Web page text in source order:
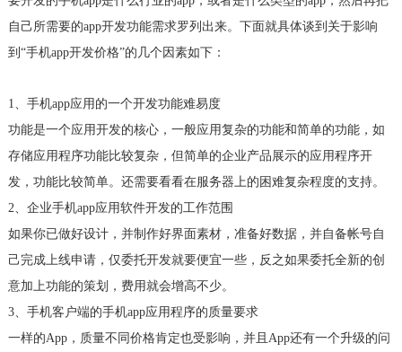
自己所需要的app开发功能需求罗列出来。下面就具体谈到关于影响
到“手机app开发价格”的几个因素如下：
1、手机app应用的一个开发功能难易度
功能是一个应用开发的核心，一般应用复杂的功能和简单的功能，如
存储应用程序功能比较复杂，但简单的企业产品展示的应用程序开
发，功能比较简单。还需要看看在服务器上的困难复杂程度的支持。
2、企业手机app应用软件开发的工作范围
如果你已做好设计，并制作好界面素材，准备好数据，并自备帐号自
己完成上线申请，仅委托开发就要便宜一些，反之如果委托全新的创
意加上功能的策划，费用就会增高不少。
3、手机客户端的手机app应用程序的质量要求
一样的App，质量不同价格肯定也受影响，并且App还有一个升级的问